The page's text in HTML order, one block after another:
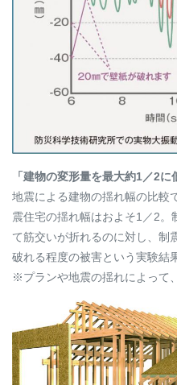
「建物の変形量を最大約1／2に
地震による建物の揺れ幅の比較
震住宅の揺れ幅はおよそ1／2。
て筋交いが折れるのに対し、制
破れる程度の被害という実験結
※プランや地震の揺れによって